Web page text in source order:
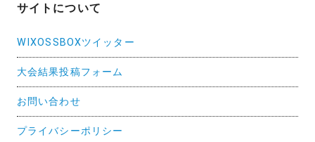
サイトについて
WIXOSSBOXツイッター
大会結果投稿フォーム
お問い合わせ
プライバシーポリシー